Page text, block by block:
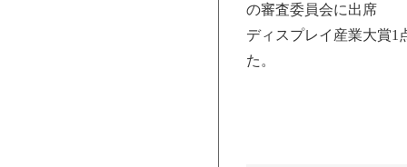
の審査委員会に出席
ディスプレイ産業大賞1
た。